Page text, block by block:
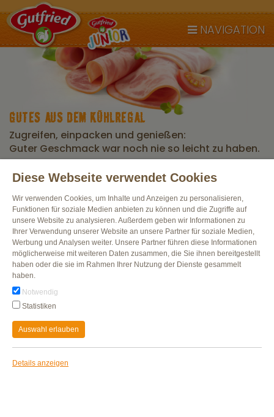
NAVIGATION
GUTES AUS DEM KÜHLREGAL
Zugreifen, einpacken und genießen:
Guter Geschmack war noch nie so leicht zu haben.
Diese Webseite verwendet Cookies
Wir verwenden Cookies, um Inhalte und Anzeigen zu personalisieren,
Funktionen für soziale Medien anbieten zu können und die Zugriffe auf
unsere Website zu analysieren. Außerdem geben wir Informationen zu
Ihrer Verwendung unserer Website an unsere Partner für soziale Medien,
Werbung und Analysen weiter. Unsere Partner führen diese Informationen
möglicherweise mit weiteren Daten zusammen, die Sie ihnen bereitgestellt
haben oder die sie im Rahmen Ihrer Nutzung der Dienste gesammelt
haben.
Notwendig
Statistiken
Auswahl erlauben
Details anzeigen